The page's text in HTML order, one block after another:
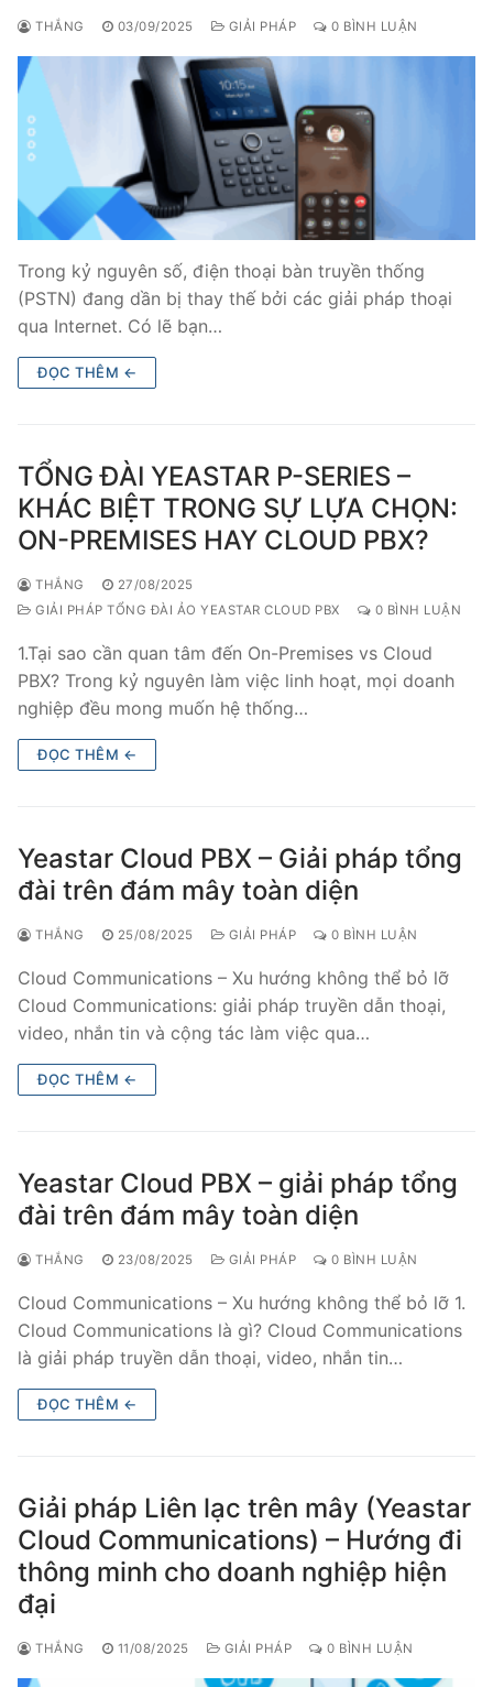
THẮNG 03/09/2025 GIẢI PHÁP 0 BÌNH LUẬN
Trong kỷ nguyên số, điện thoại bàn truyền thống
(PSTN) đang dần bị thay thế bởi các giải pháp thoại
qua Internet. Có lẽ bạn…
ĐỌC THÊM ←
TỔNG ĐÀI YEASTAR P-SERIES –
KHÁC BIỆT TRONG SỰ LỰA CHỌN:
ON-PREMISES HAY CLOUD PBX?
THẮNG
27/08/2025
GIẢI PHÁP TỔNG ĐÀI ẢO YEASTAR CLOUD PBX
0 BÌNH LUẬN
1.Tại sao cần quan tâm đến On-Premises vs Cloud
PBX? Trong kỷ nguyên làm việc linh hoạt, mọi doanh
nghiệp đều mong muốn hệ thống…
ĐỌC THÊM ←
Yeastar Cloud PBX – Giải pháp tổng
đài trên đám mây toàn diện
THẮNG 25/08/2025 GIẢI PHÁP 0 BÌNH LUẬN
Cloud Communications – Xu hướng không thể bỏ lỡ
Cloud Communications: giải pháp truyền dẫn thoại,
video, nhắn tin và cộng tác làm việc qua…
ĐỌC THÊM ←
Yeastar Cloud PBX – giải pháp tổng
đài trên đám mây toàn diện
THẮNG 23/08/2025 GIẢI PHÁP 0 BÌNH LUẬN
Cloud Communications – Xu hướng không thể bỏ lỡ 1.
Cloud Communications là gì? Cloud Communications
là giải pháp truyền dẫn thoại, video, nhắn tin…
ĐỌC THÊM ←
Giải pháp Liên lạc trên mây (Yeastar
Cloud Communications) – Hướng đi
thông minh cho doanh nghiệp hiện
đại
THẮNG 11/08/2025 GIẢI PHÁP 0 BÌNH LUẬN